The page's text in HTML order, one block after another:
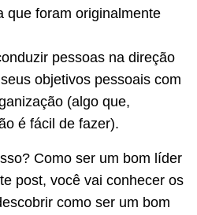
que foram originalmente
pessoas na direção
objetivos pessoais com
(algo que,
é fácil de fazer).
Como ser um bom líder
post, você vai conhecer os
como ser um bom